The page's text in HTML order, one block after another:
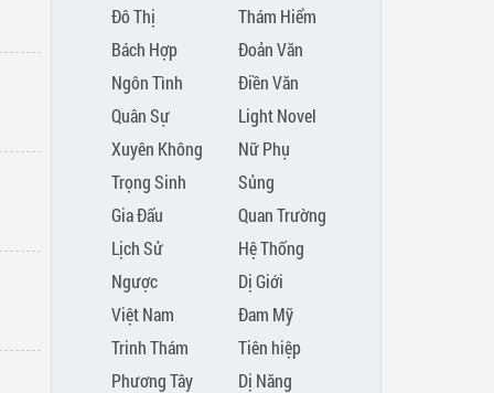
Đô Thị
Thám Hiểm
Bách Hợp
Đoản Văn
Ngôn Tình
Điền Văn
Quân Sự
Light Novel
Xuyên Không
Nữ Phụ
Trọng Sinh
Sủng
Gia Đấu
Quan Trường
Lịch Sử
Hệ Thống
Ngược
Dị Giới
Việt Nam
Đam Mỹ
Trinh Thám
Tiên hiệp
Phương Tây
Dị Năng